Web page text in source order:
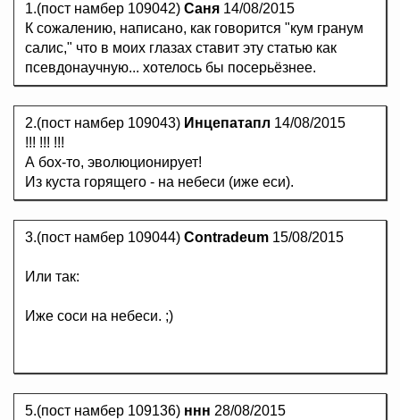
1.(пост намбер 109042) Саня 14/08/2015
К сожалению, написано, как говорится "кум гранум
салис," что в моих глазах ставит эту статью как
псевдонаучную... хотелось бы посерьёзнее.
2.(пост намбер 109043) Инцепатапл 14/08/2015
!!! !!! !!!
А бох-то, эволюционирует!
Из куста горящего - на небеси (иже еси).
3.(пост намбер 109044) Contradeum 15/08/2015
Или так:
Иже соси на небеси. ;)
5.(пост намбер 109136) ннн 28/08/2015